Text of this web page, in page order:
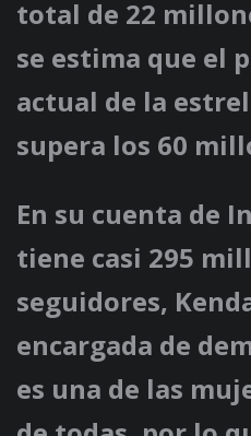
total de 22
se estima que el
actual de la
supera los 60
En su cuenta de
tiene casi 295
seguidores,
encargada de
es una de las